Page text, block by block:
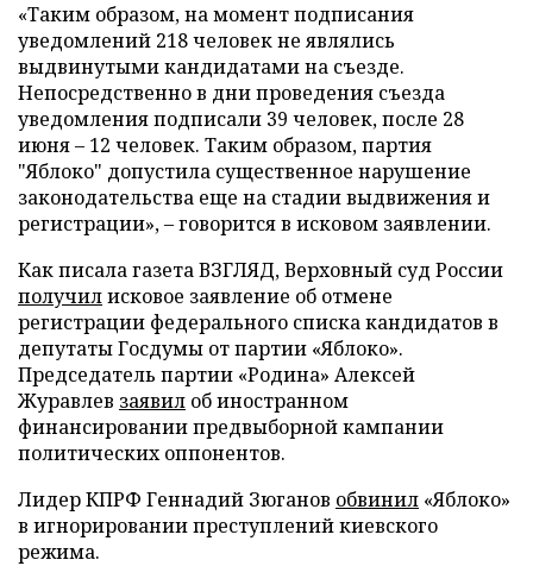
«Таким образом, на момент подписания
уведомлений 218 человек не являлись
выдвинутыми кандидатами на съезде.
Непосредственно в дни проведения съезда
уведомления подписали 39 человек, после 28
июня – 12 человек. Таким образом, партия
"Яблоко" допустила существенное нарушение
законодательства еще на стадии выдвижения и
регистрации», – говорится в исковом заявлении.
Как писала газета ВЗГЛЯД, Верховный суд России
получилисковое заявление об отмене
регистрации федерального списка кандидатов в
депутаты Госдумы от партии «Яблоко».
Председатель партии «Родина» Алексей
Журавлев заявил об иностранном
финансировании предвыборной кампании
политических оппонентов.
Лидер КПРФ Геннадий Зюганов обвинил «Яблоко»
в игнорировании преступлений киевского
режима.